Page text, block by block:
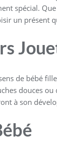
spécial.
un présent
de bébé
douces
à son